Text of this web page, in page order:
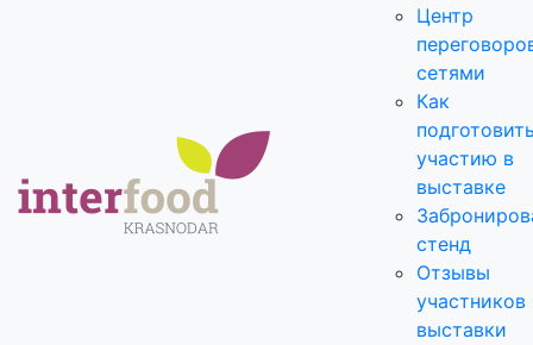
Центр
сетями
Как
участию в
выставке
стенд
Отзывы
участников
выставки